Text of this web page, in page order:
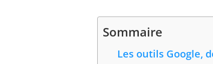
Sommaire
Les outils Google,